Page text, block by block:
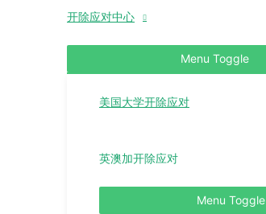
开除应对中心
Menu Toggle
美国大学开除应对
英澳加开除应对
Menu Toggle